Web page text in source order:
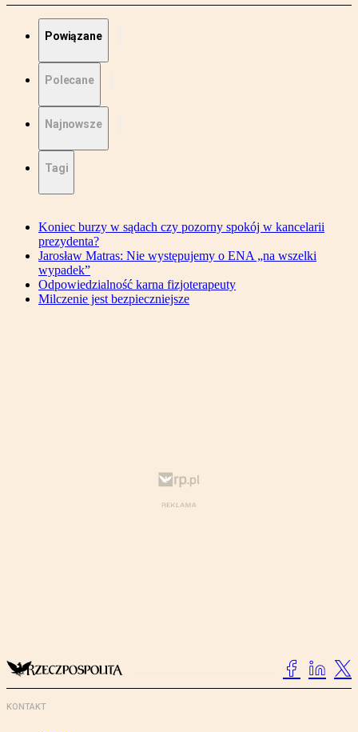
Powiązane
Polecane
Najnowsze
Tagi
Koniec burzy w sądach czy pozorny spokój w kancelarii
prezydenta?
Jarosław Matras: Nie występujemy o ENA „na wszelki
wypadek”
Odpowiedzialność karna fizjoterapeuty
Milczenie jest bezpieczniejsze
KONTAKT